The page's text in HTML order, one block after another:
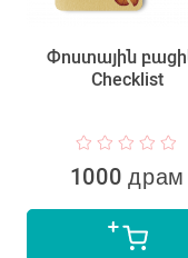
Փոստային
Checklist
1000 драм